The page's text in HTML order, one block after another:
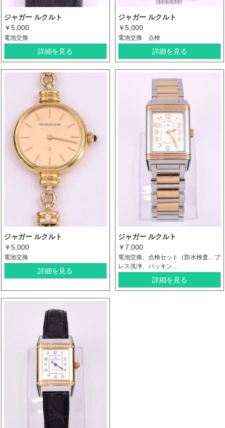
ジャガー ルクルト
￥5,000
電池交換
詳細を見る
ジャガー ルクルト
￥5,000
電池交換 点検
詳細を見る
ジャガー ルクルト
￥5,000
電池交換
詳細を見る
ジャガー ルクルト
￥7,000
電池交換、点検セット（防水検査、ブ
レス洗浄、パッキン…
詳細を見る